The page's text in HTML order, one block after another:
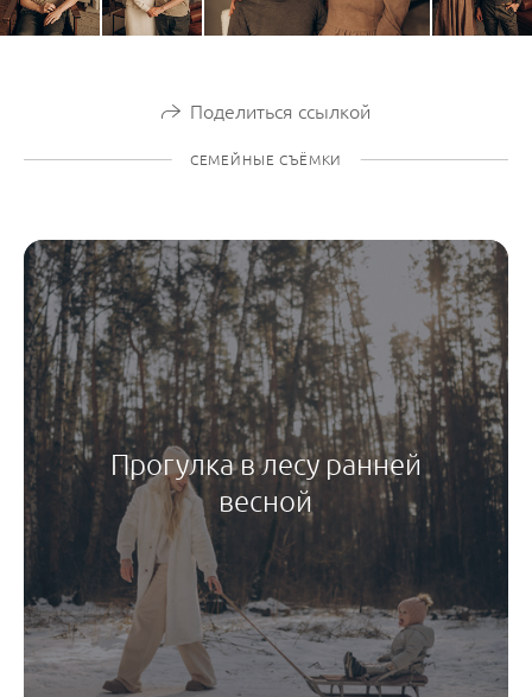
Поделиться ссылкой
СЕМЕЙНЫЕ СЪЁМКИ
Прогулка в лесу ранней
весной